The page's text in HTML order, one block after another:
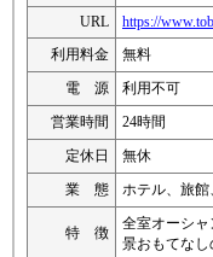
URL
https://
利用料金
無料
電 源
利用不可
営業時間
24時間
定休日
無休
業 態
ホテル、旅館
特 徴
全室オーシ
景おもてなし